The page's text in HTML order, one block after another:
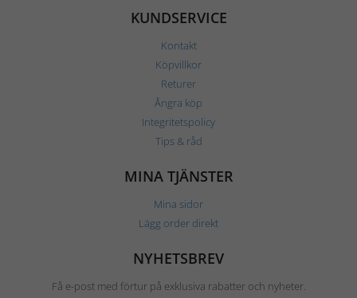
KUNDSERVICE
Kontakt
Köpvillkor
Returer
Ångra köp
Integritetspolicy
Tips & råd
MINA TJÄNSTER
Mina sidor
Lägg order direkt
NYHETSBREV
Få e-post med förtur på exklusiva rabatter och nyheter.